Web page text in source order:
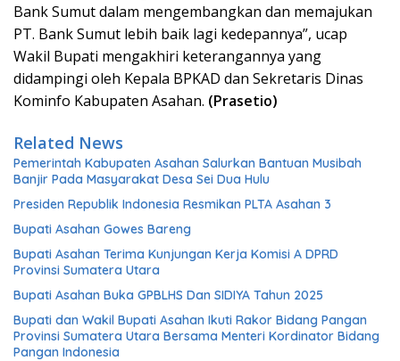
Bank Sumut dalam mengembangkan dan memajukan
PT. Bank Sumut lebih baik lagi kedepannya”, ucap
Wakil Bupati mengakhiri keterangannya yang
didampingi oleh Kepala BPKAD dan Sekretaris Dinas
Kominfo Kabupaten Asahan. (Prasetio)
Related News
Pemerintah Kabupaten Asahan Salurkan Bantuan Musibah
Banjir Pada Masyarakat Desa Sei Dua Hulu
Presiden Republik Indonesia Resmikan PLTA Asahan 3
Bupati Asahan Gowes Bareng
Bupati Asahan Terima Kunjungan Kerja Komisi A DPRD
Provinsi Sumatera Utara
Bupati Asahan Buka GPBLHS Dan SIDIYA Tahun 2025
Bupati dan Wakil Bupati Asahan Ikuti Rakor Bidang Pangan
Provinsi Sumatera Utara Bersama Menteri Kordinator Bidang
Pangan Indonesia